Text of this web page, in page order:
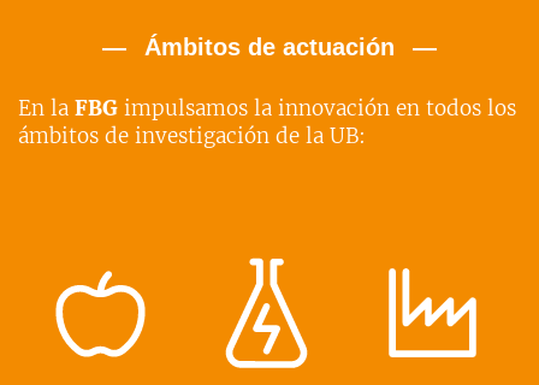
Ámbitos de actuación
En la FBG impulsamos la innovación en todos los
ámbitos de investigación de la UB: